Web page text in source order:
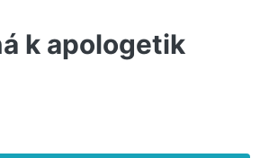
k apologetik